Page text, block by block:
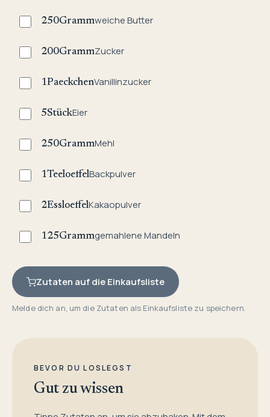
250Grammweiche Butter
200GrammZucker
1PaeckchenVanillinzucker
5StückEier
250GrammMehl
1TeeloeffelBackpulver
2EssloeffelKakaopulver
125Grammgemahlene Mandeln
Zutaten auf die Einkaufsliste
Melde dich an, um die Zutaten als Einkaufsliste zu speichern.
BEVOR DU LOSLEGST
Gut zu wissen